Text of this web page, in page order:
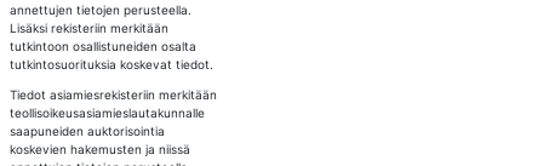
annettujen tietojen perusteella.
Lisäksi rekisteriin merkitään
tutkintoon osallistuneiden osalta
tutkintosuorituksia koskevat tiedot.
Tiedot asiamiesrekisteriin merkitään
teollisoikeusasiamieslautakunnalle
saapuneiden auktorisointia
koskevien hakemusten ja niissä